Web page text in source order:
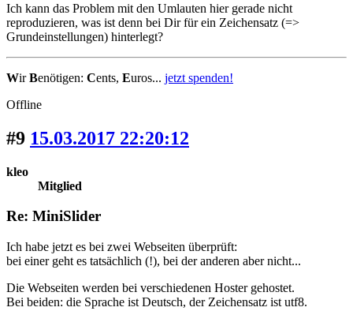
Ich kann das Problem mit den Umlauten hier gerade nicht
reproduzieren, was ist denn bei Dir für ein Zeichensatz (=>
Grundeinstellungen) hinterlegt?
WirBenötigen: Cents, Euros... jetzt spenden!
Offline
#9 15.03.2017 22:20:12
kleo
Mitglied
Re: MiniSlider
Ich habe jetzt es bei zwei Webseiten überprüft:
bei einer geht es tatsächlich (!), bei der anderen aber nicht...
Die Webseiten werden bei verschiedenen Hoster gehostet.
Bei beiden: die Sprache ist Deutsch, der Zeichensatz ist utf8.